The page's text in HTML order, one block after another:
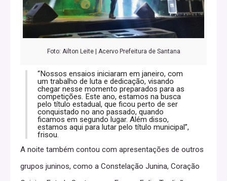
Foto: Ailton Leite | Acervo Prefeitura de Santana
“Nossos ensaios iniciaram em janeiro, com
um trabalho de luta e dedicação, visando
chegar nesse momento preparados para as
competições. Este ano, estamos na busca
pelo título estadual, que ficou perto de ser
conquistado no ano passado, quando
ficamos em segundo lugar. Além disso,
estamos aqui para lutar pelo título municipal”,
frisou.
A noite também contou com apresentações de outros
grupos juninos, como a Constelação Junina, Coração